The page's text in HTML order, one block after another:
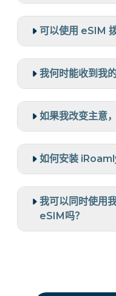
可以使用 eSIM
我何时能收到我
如果我改变主意
如何安装
我可以同时使用
eSIM吗？